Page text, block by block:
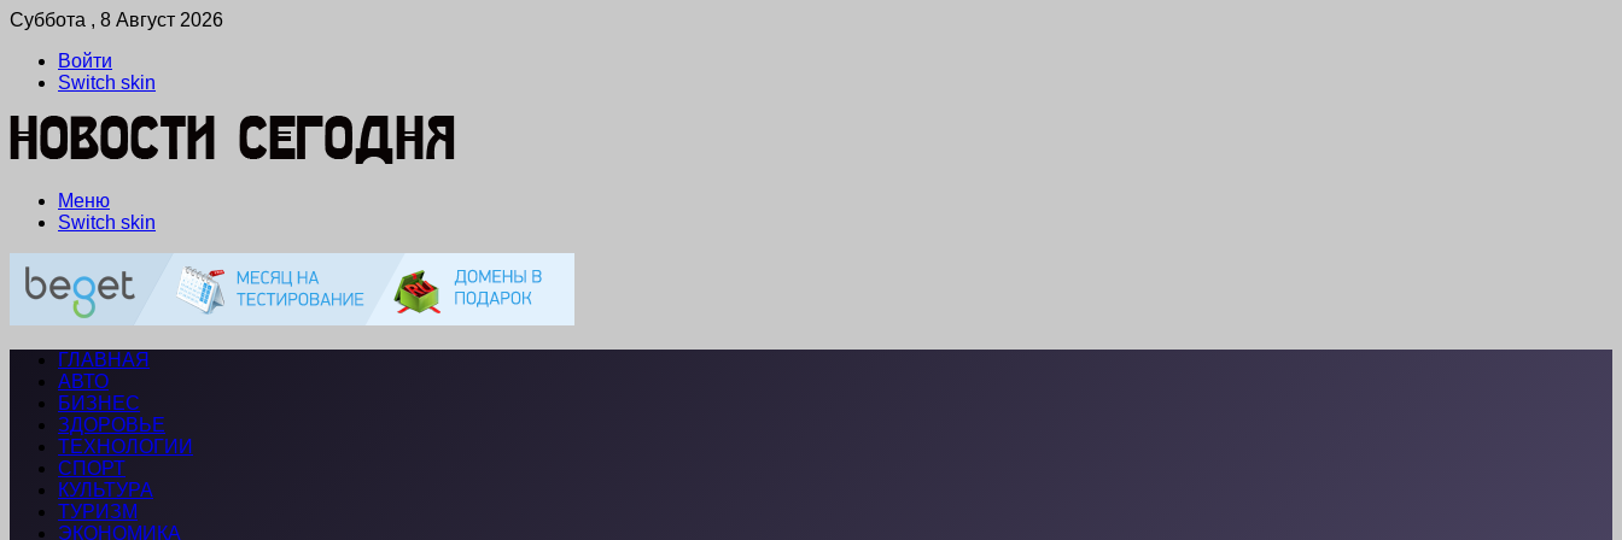
Суббота , 8 Август 2026
Войти
Switch skin
Меню
Switch skin
ГЛАВНАЯ
АВТО
БИЗНЕС
ЗДОРОВЬЕ
ТЕХНОЛОГИИ
СПОРТ
КУЛЬТУРА
ТУРИЗМ
ЭКОНОМИКА